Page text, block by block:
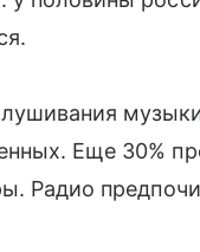
Еще 30%
Радио